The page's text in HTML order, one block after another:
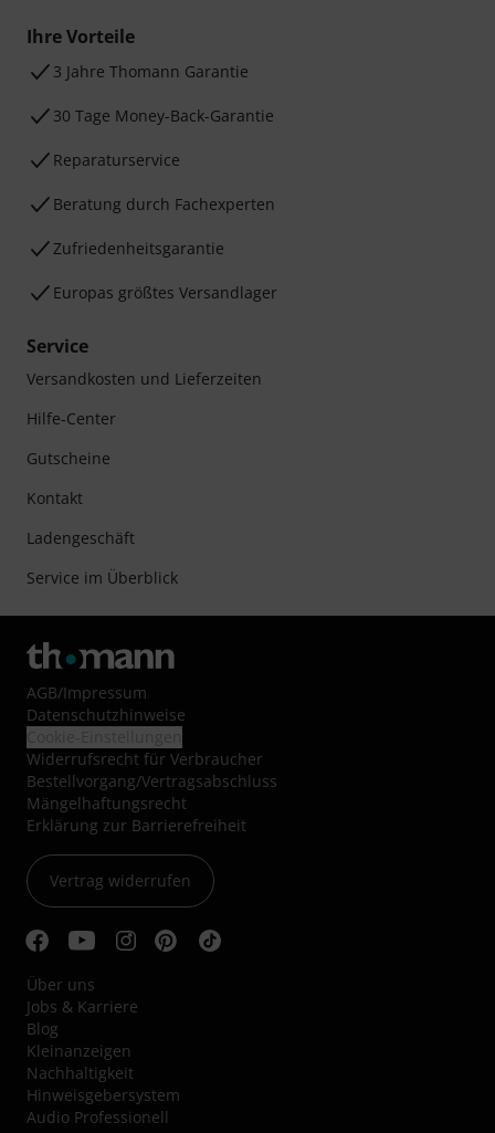
Ihre Vorteile
3 Jahre Thomann Garantie
30 Tage Money-Back-Garantie
Reparaturservice
Beratung durch Fachexperten
Zufriedenheitsgarantie
Europas größtes Versandlager
Service
Versandkosten und Lieferzeiten
Hilfe-Center
Gutscheine
Kontakt
Ladengeschäft
Service im Überblick
AGB/Impressum
Datenschutzhinweise
Widerrufsrecht für Verbraucher
Bestellvorgang/Vertragsabschluss
Mängelhaftungsrecht
Erklärung zur Barrierefreiheit
Vertrag widerrufen
Über uns
Jobs & Karriere
Blog
Kleinanzeigen
Nachhaltigkeit
Hinweisgebersystem
Audio Professionell